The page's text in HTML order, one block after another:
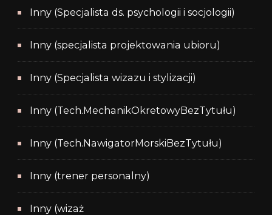
Inny (Specjalista ds. psychologii i socjologii)
Inny (specjalista projektowania ubioru)
Inny (Specjalista wizazu i stylizacji)
Inny (Tech.MechanikOkretowyBezTytułu)
Inny (Tech.NawigatorMorskiBezTytułu)
Inny (trener personalny)
Inny (wizaż